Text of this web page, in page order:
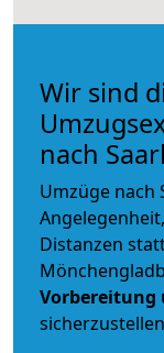
Wir sind
nach
Umzüge nach
Distanzen
Vorbereitung